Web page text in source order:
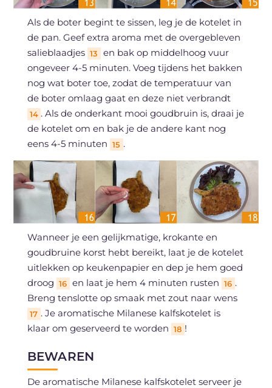
Als de boter begint te sissen, leg je de kotelet in
de pan. Geef extra aroma met de overgebleven
salieblaadjes 13
en bak op middelhoog vuur
ongeveer 4-5 minuten. Voeg tijdens het bakken
nog wat boter toe, zodat de temperatuur van
de boter omlaag gaat en deze niet verbrandt
14 . Als de onderkant mooi goudbruin is, draai je
de kotelet om en bak je de andere kant nog
eens 4-5 minuten 15 .
Wanneer je een gelijkmatige, krokante en
goudbruine korst hebt bereikt, laat je de kotelet
uitlekken op keukenpapier en dep je hem goed
droog 16 en laat je hem 4 minuten rusten 16 .
Breng tenslotte op smaak met zout naar wens
17 . Je aromatische Milanese kalfskotelet is
klaar om geserveerd te worden 18 !
BEWAREN
De aromatische Milanese kalfskotelet serveer je